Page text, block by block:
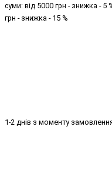
суми: від 5000 грн - знижка - 5
грн - знижка - 15 %
1-2 днів з моменту